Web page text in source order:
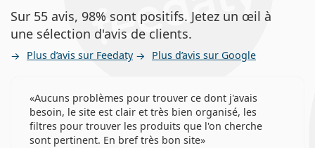
Sur 55 avis, 98% sont positifs. Jetez un œil à
une sélection d'avis de clients.
Plus d’avis sur Feedaty Plus d’avis sur Google
Aucuns problèmes pour trouver ce dont j'avais
besoin, le site est clair et très bien organisé, les
filtres pour trouver les produits que l'on cherche
sont pertinent. En bref très bon site